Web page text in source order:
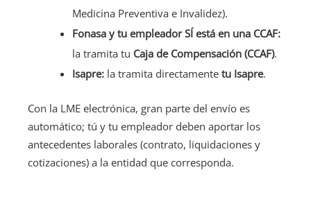
Medicina Preventiva e Invalidez).
Fonasa y tu empleador SÍ está en una CCAF:
la tramita tu Caja de Compensación (CCAF).
Isapre:la tramita directamente tu Isapre.
Con la LME electrónica, gran parte del envío es
automático; tú y tu empleador deben aportar los
antecedentes laborales (contrato, liquidaciones y
cotizaciones) a la entidad que corresponda.